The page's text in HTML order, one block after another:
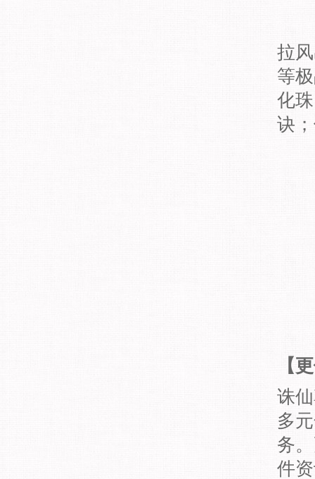
拉
等
化
诀
【
诛
多
务
件